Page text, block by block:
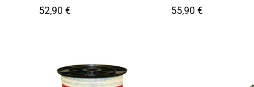
52,90 €
52,90 € 55,90 €
55,90 €